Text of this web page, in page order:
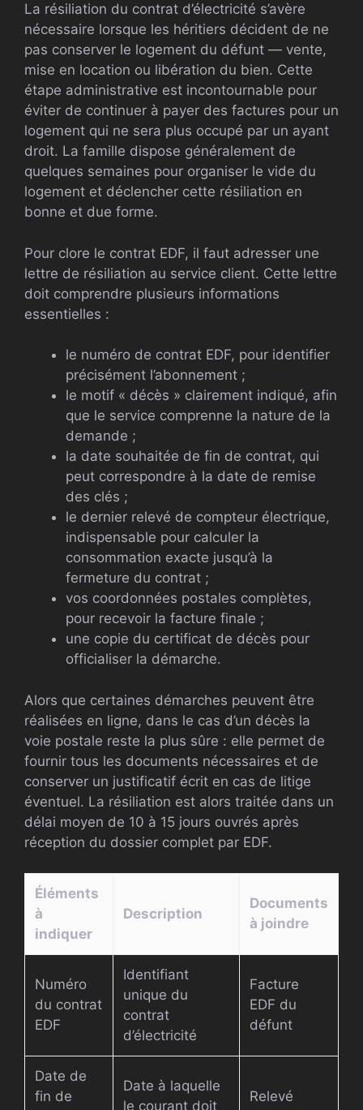
La résiliation du contrat d’électricité s’avère
nécessaire lorsque les héritiers décident de ne
pas conserver le logement du défunt — vente,
mise en location ou libération du bien. Cette
étape administrative est incontournable pour
éviter de continuer à payer des factures pour un
logement qui ne sera plus occupé par un ayant
droit. La famille dispose généralement de
quelques semaines pour organiser le vide du
logement et déclencher cette résiliation en
bonne et due forme.
Pour clore le contrat EDF, il faut adresser une
lettre de résiliation au service client. Cette lettre
doit comprendre plusieurs informations
essentielles :
le numéro de contrat EDF, pour identifier
précisément l’abonnement ;
le motif « décès » clairement indiqué, afin
que le service comprenne la nature de la
demande ;
la date souhaitée de fin de contrat, qui
peut correspondre à la date de remise
des clés ;
le dernier relevé de compteur électrique,
indispensable pour calculer la
consommation exacte jusqu’à la
fermeture du contrat ;
vos coordonnées postales complètes,
pour recevoir la facture finale ;
une copie du certificat de décès pour
officialiser la démarche.
Alors que certaines démarches peuvent être
réalisées en ligne, dans le cas d’un décès la
voie postale reste la plus sûre : elle permet de
fournir tous les documents nécessaires et de
conserver un justificatif écrit en cas de litige
éventuel. La résiliation est alors traitée dans un
délai moyen de 10 à 15 jours ouvrés après
réception du dossier complet par EDF.
Éléments
à
indiquer
Description
Documents
à joindre
Numéro
du contrat
EDF
Identifiant
unique du
contrat
d’électricité
Facture
EDF du
défunt
Date de
fin de
Date à laquelle
le courant doit
Relevé